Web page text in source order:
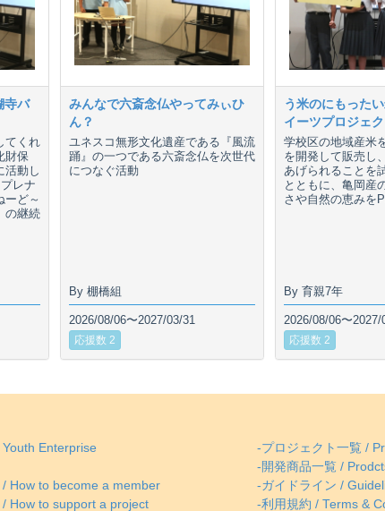
寺バ
てくれ
財保
活動し
レナ
ーど～
の継続
みんなで六斎念仏やってみぃひ
ん？
ユネスコ無形文化遺産である『風流
踊』の一つである六斎念仏を次世代
につなぐ活動
By 棚橋組
2026/08/06〜2027/03/31
応援数 2
う米のにもった
イーツプロジェク
学校区の地域産米
を開発して販売し
あげられることを
とともに、亀岡産
さや自然の恵みを
By 育親7年
2026/08/06〜2027/
応援数 2
Enterprise
-プロジェクト一覧 /
-開発商品一覧 /
How to become a member
-ガイドライン /
How to support a project
-利用規約 / Terms &